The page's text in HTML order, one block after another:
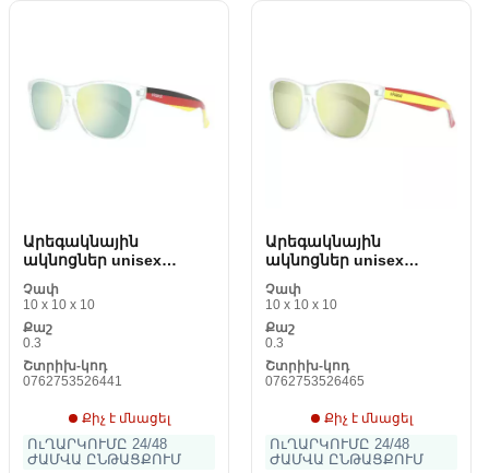
Արեգակնային
ակնոցներ unisex
LM
Չափ
10 x 10 x 10
Քաշ
0.3
Շտրիխ-կոդ
0762753526441
Քիչ է մնացել
ՈւՂԱՐԿՈՒՄԸ 24/48
ԺԱՄՎԱ ԸՆԹԱՑՔՈՒՄ
Արեգակնային
ակնոցներ unisex
Չափ
10 x 10 x 10
Քաշ
0.3
Շտրիխ-կոդ
0762753526465
Քիչ է մնացել
ՈւՂԱՐԿՈՒՄԸ 24/48
ԺԱՄՎԱ ԸՆԹԱՑՔՈՒՄ